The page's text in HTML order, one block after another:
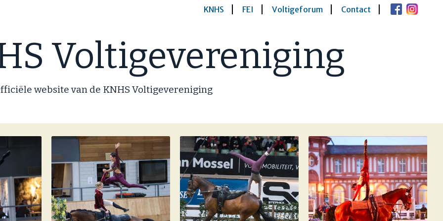
KNHS FEI Voltigeforum Contact
Voltigevereniging
website van de KNHS Voltigevereniging